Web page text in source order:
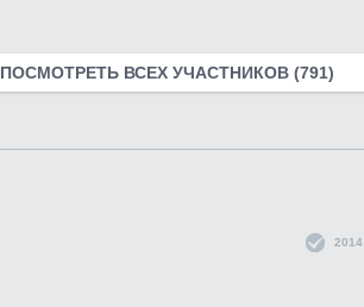
2014
ПОСМОТРЕТЬ ВСЕХ УЧАСТНИКОВ (791)